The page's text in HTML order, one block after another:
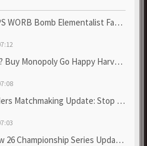
Bomb Elementalist Fast - Grab POE Curren...
Go Happy Harvest with Looney Tun...
Update: Stop Failed - Grab Bluep...
Series Update! Get Cheap & ...